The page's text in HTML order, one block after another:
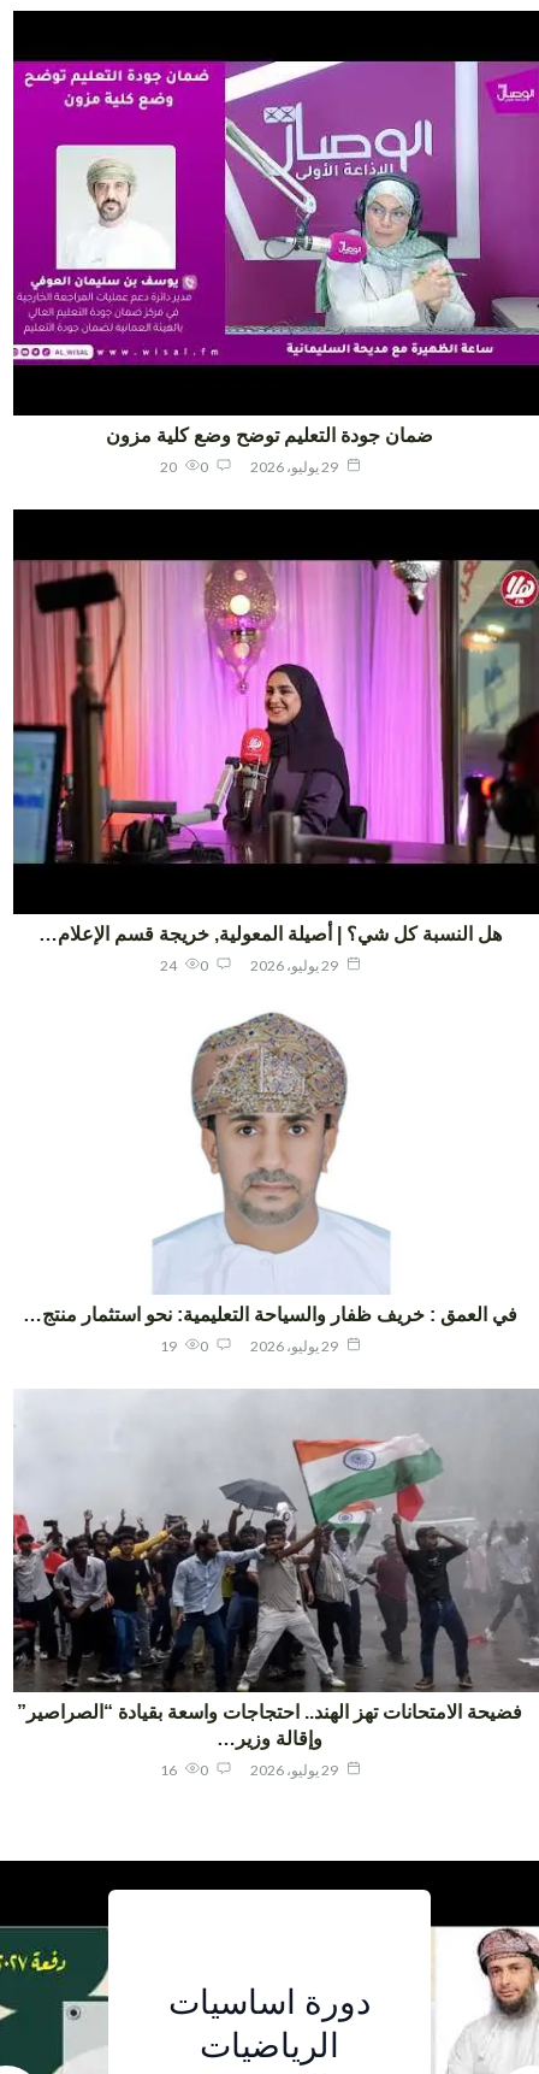
ضمان جودة التعليم توضح وضع كلية مزون
20
هل النسبة كل شي؟ | أصيلة المعولية, خريجة قسم الإعلام…
24
العمق : خريف ظفار والسياحة التعليمية: نحو استثمار منتج…
19
الامتحانات تهز الهند.. احتجاجات واسعة بقيادة “الصراصير”
وإقالة وزير…
16
أربعة معلمين
عُمانيين
دورة اساسيات
الرياضيات
دورة اساسيات
لمادة
مخيم جسر
اللغة الصينية..
ما الذي تضيفه